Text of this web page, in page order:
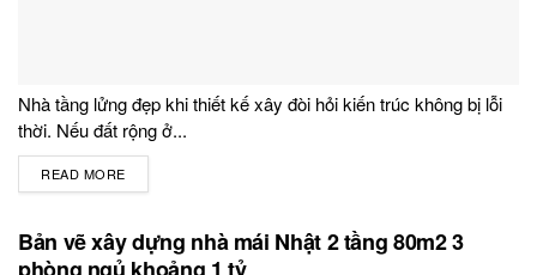
Nhà tầng lửng đẹp khi thiết kế xây đòi hỏi kiến trúc không bị lỗi
thời. Nếu đất rộng ở...
READ MORE
Bản vẽ xây dựng nhà mái Nhật 2 tầng 80m2 3
phòng ngủ khoảng 1 tỷ